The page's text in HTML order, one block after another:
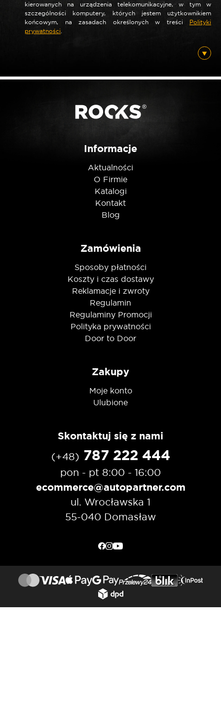
E-mail*
kierowanych na urządzenia telekomunikacyjne, w tym w
szczególności komputery, których jestem użytkownikiem
końcowym, na zasadach określonych w treści Polityki
prywatności.
Informacje
Aktualności
O Firmie
Katalogi
Kontakt
Blog
Zamówienia
Sposoby płatności
Koszty i czas dostawy
Reklamacje i zwroty
Regulamin
Regulaminy Promocji
Polityka prywatności
Door to Door
Zakupy
Moje konto
Ulubione
Skontaktuj się z nami
(+48) 787 222 444
pon - pt 8:00 - 16:00
ecommerce@autopartner.com
ul. Wrocławska 1
55-040 Domasław